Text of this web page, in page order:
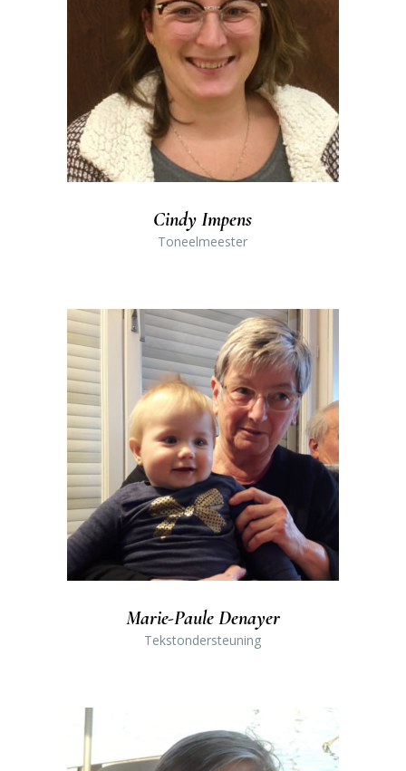
Cindy Impens
Toneelmeester
Marie-Paule Denayer
Tekstondersteuning